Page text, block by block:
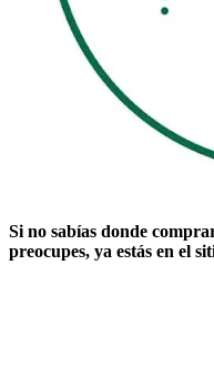
Si no sabías ​ donde
preocupes, ya estás en el